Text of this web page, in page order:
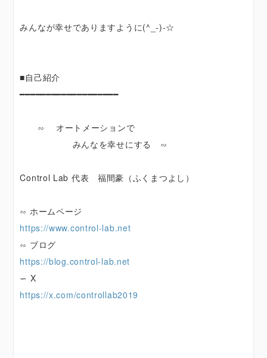
みんなが幸せでありますように(^_-)-☆
■自己紹介
━━━━━━━━━━━━━━━━━━━
∽ オートメーションで
みんなを幸せにする ∽
Control Lab 代表 福間豪（ふくまつよし）
∽ ホームページ
https://www.control-lab.net
∽ ブログ
https://blog.control-lab.net
∽ X
https://x.com/controllab2019